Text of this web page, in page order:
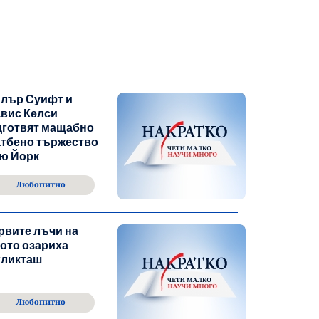
Суифт и
Келси
мащабно
тържество
Йорк
Любопитно
лъчи на
озариха
Любопитно